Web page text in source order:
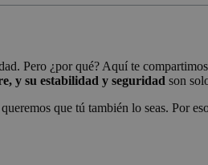
Pero ¿por qué? Aquí te
y su estabilidad y seguridad son
que tú también lo seas. Por